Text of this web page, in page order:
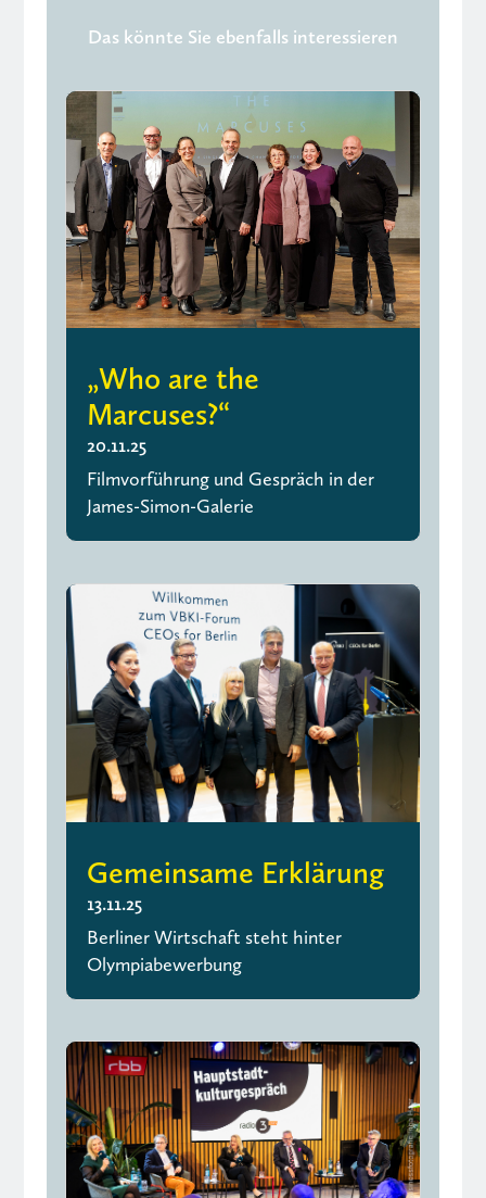
Das könnte Sie ebenfalls interessieren
„Who are the
Marcuses?“
20.11.25
Filmvorführung und Gespräch in der
James-Simon-Galerie
Gemeinsame Erklärung
13.11.25
Berliner Wirtschaft steht hinter
Olympiabewerbung